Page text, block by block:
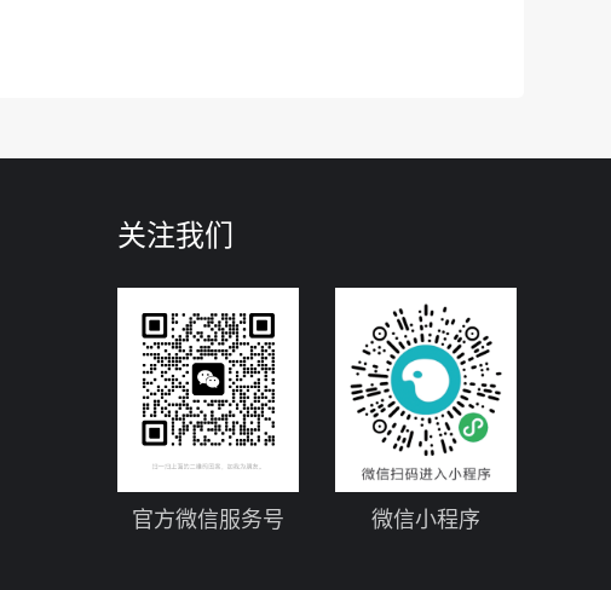
关注我们
官方微信服务号 微信小程序